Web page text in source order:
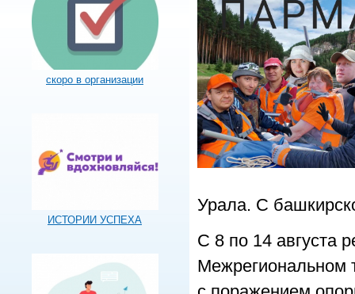
скоро в организации
ИСТОРИИ УСПЕХА
Урала. С
С 8 по 14 августа
Межрегиональном